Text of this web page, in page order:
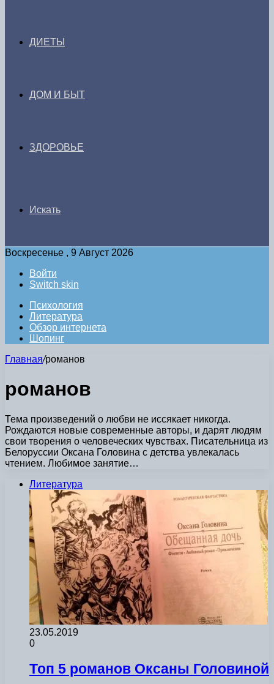
ДИЕТЫ
ДОМ И БЫТ
ЗДОРОВЬЕ
Искать
Воскресенье , 9 Август 2026
Войти
Switch skin
Психология
Литература
Обзор интернета
Шопинг
Главная/романов
романов
Тема произведений о любви не иссякает никогда.
Рождаются новые современные авторы, и дарят людям
свои творения о человеческих чувствах. Писательница из
Белоруссии Оксана Головина с детства увлекалась
чтением. Любимое занятие…
Литература
23.05.2019
0
Топ 5 романов Оксаны Головиной